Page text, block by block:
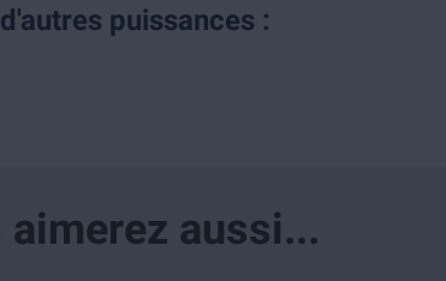
puissances :
aimerez aussi...